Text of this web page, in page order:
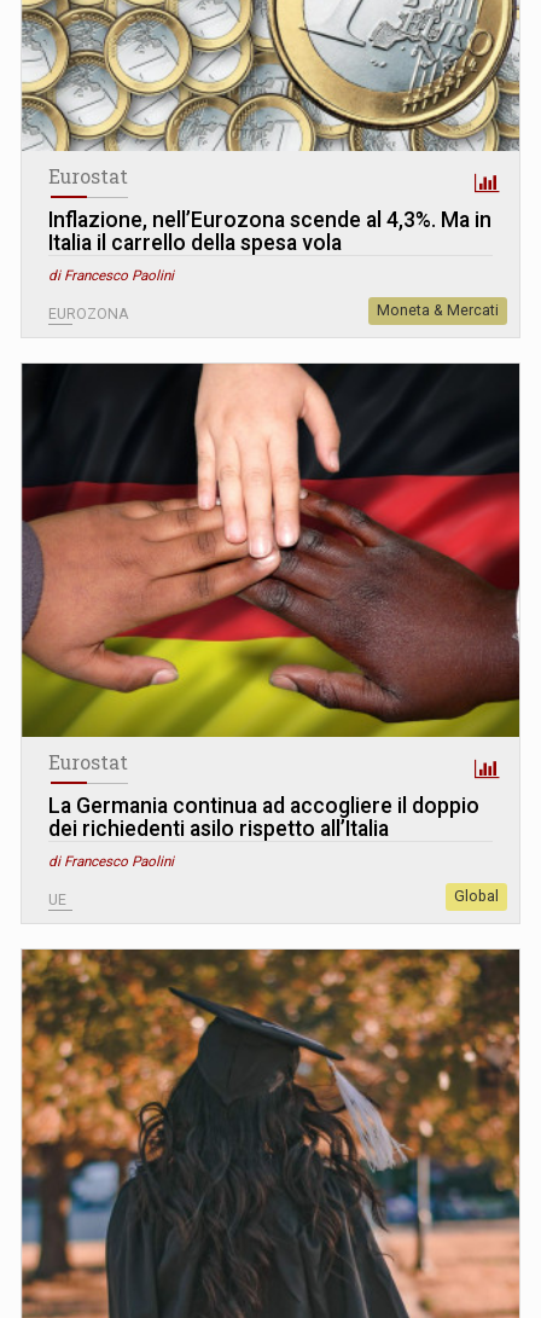
Eurostat
Inflazione, nell’Eurozona scende al 4,3%. Ma in
Italia il carrello della spesa vola
di Francesco Paolini
EUROZONA Moneta & Mercati
Eurostat
La Germania continua ad accogliere il doppio
dei richiedenti asilo rispetto all’Italia
di Francesco Paolini
UE Global